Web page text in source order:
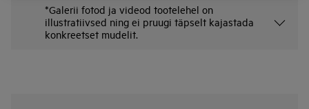
*Galerii fotod ja videod tootelehel on
illustratiivsed ning ei pruugi täpselt kajastada
konkreetset mudelit.